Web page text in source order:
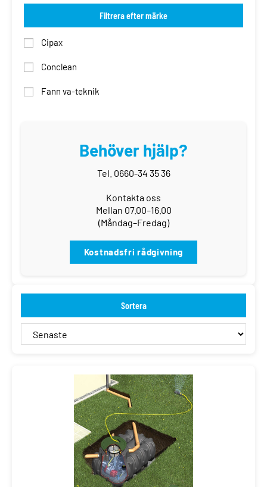
Filtrera efter märke
Cipax
Conclean
Fann va-teknik
Behöver hjälp?
Tel. 0660-34 35 36
Kontakta oss
Mellan 07.00–16.00
(Måndag–Fredag)
Kostnadsfri rådgivning
Sortera